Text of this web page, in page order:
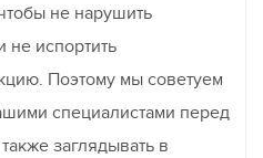
не нарушить
испортить
Поэтому мы советуем
специалистами перед
заглядывать в